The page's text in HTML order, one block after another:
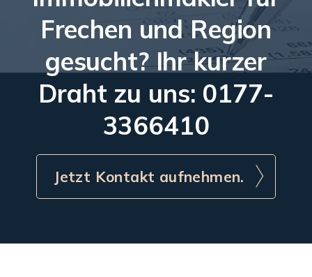
Frechen und Region
gesucht? Ihr kurzer
Draht zu uns: 0177-
3366410
Jetzt Kontakt aufnehmen.